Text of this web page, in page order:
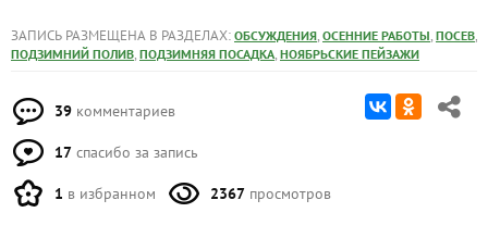
ЗАПИСЬ РАЗМЕЩЕНА В РАЗДЕЛАХ: ОБСУЖДЕНИЯ, ОСЕННИЕ РАБОТЫ, ПОСЕВ,
ПОДЗИМНИЙ ПОЛИВ, ПОДЗИМНЯЯ ПОСАДКА, НОЯБРЬСКИЕ ПЕЙЗАЖИ
39 комментариев
17 спасибо за запись
1 в избранном 2367 просмотров